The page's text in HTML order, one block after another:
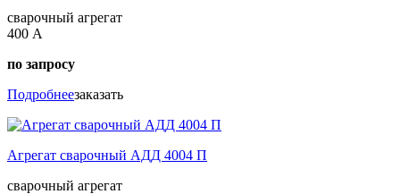
сварочный агрегат
400 А
по запросу
Подробнеезаказать
Агрегат сварочный АДД 4004 П
сварочный агрегат